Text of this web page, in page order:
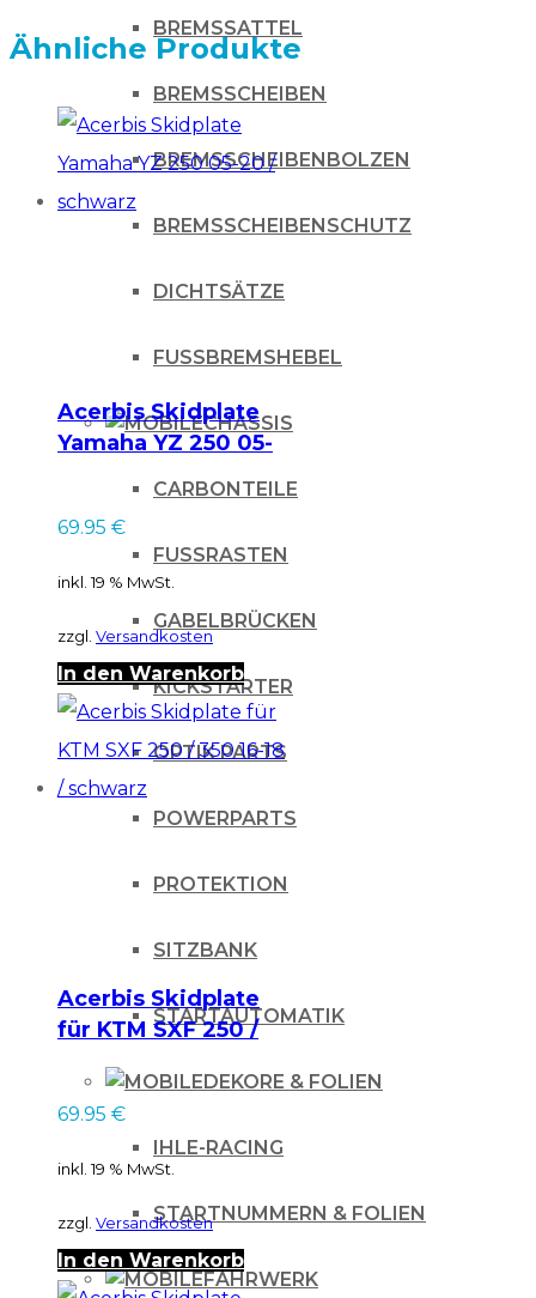
BREMSSATTEL
BREMSSCHEIBEN
BREMSSCHEIBENBOLZEN
BREMSSCHEIBENSCHUTZ
DICHTSÄTZE
FUSSBREMSHEBEL
CHASSIS
CARBONTEILE
FUSSRASTEN
GABELBRÜCKEN
KICKSTARTER
OPTIK PARTS
POWERPARTS
PROTEKTION
SITZBANK
STARTAUTOMATIK
DEKORE & FOLIEN
IHLE-RACING
STARTNUMMERN & FOLIEN
FAHRWERK
Ähnliche Produkte
Acerbis Skidplate
Yamaha YZ 250 05-
69.95 €
inkl. 19 % MwSt.
zzgl. Versandkosten
In den Warenkorb
Acerbis Skidplate
für KTM SXF 250 /
350 16-18 / schwarz
69.95 €
inkl. 19 % MwSt.
zzgl. Versandkosten
In den Warenkorb